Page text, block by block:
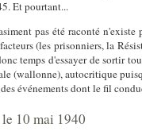
Et pourtant...
pas été raconté
(les prisonniers, la
temps d'essayer de sortir
(wallonne), autocritique
événements dont le fil
10 mai 1940